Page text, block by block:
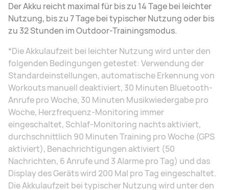
Der Akku reicht maximal für bis zu 14 Tage bei leichter
Nutzung, bis zu 7 Tage bei typischer Nutzung oder bis
zu 32 Stunden im Outdoor-Trainingsmodus.
*Die Akkulaufzeit bei leichter Nutzung wird unter den
folgenden Bedingungen getestet: Verwendung der
Standardeinstellungen, automatische Erkennung von
Workouts manuell deaktiviert, 30 Minuten Bluetooth-
Anrufe pro Woche, 30 Minuten Musikwiedergabe pro
Woche, Herzfrequenz-Monitoring immer
eingeschaltet, Schlaf-Monitoring nachts aktiviert,
durchschnittlich 90 Minuten Training pro Woche (GPS
aktiviert), Benachrichtigungen aktiviert (50
Nachrichten, 6 Anrufe und 3 Alarme pro Tag) und das
Display des Geräts wird 200 Mal pro Tag eingeschaltet.
Die Akkulaufzeit bei typischer Nutzung wird unter den